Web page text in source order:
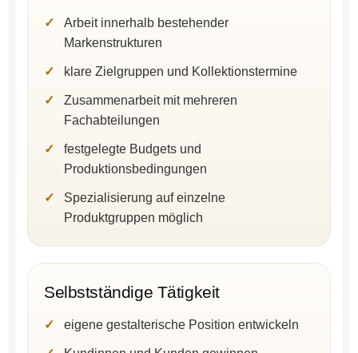
Arbeit innerhalb bestehender
Markenstrukturen
klare Zielgruppen und Kollektionstermine
Zusammenarbeit mit mehreren
Fachabteilungen
festgelegte Budgets und
Produktionsbedingungen
Spezialisierung auf einzelne
Produktgruppen möglich
Selbstständige Tätigkeit
eigene gestalterische Position entwickeln